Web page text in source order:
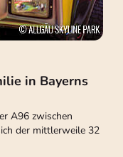
in Bayerns
A96 zwischen
der mittlerweile 32